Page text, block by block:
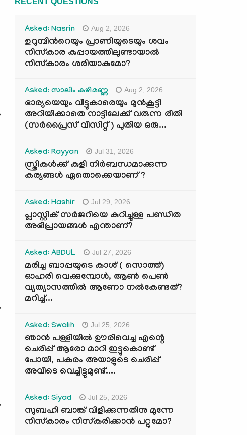
Asked: Nasrin Aug 2, 2026
ഉറുമ്പിന്‍റെയും പ്രാണിയുടെയും ശവം
നിസ്കാര കുപ്പായത്തിലുണ്ടായാൽ
നിസ്കാരം ശരിയാകുമോ?
Asked: സാലിം കുഴിമണ്ണ Aug 2, 2026
ഭാര്യയെയും വീട്ടുകാരെയും മുൻകൂട്ടി
അറിയിക്കാതെ നാട്ടിലേക്ക് വരുന്ന രീതി
(സർപ്രൈസ് വിസിറ്റ് ) പുതിയ ഒരു...
Asked: Rayyan Jul 31, 2026
സ്ത്രികൾക്ക് കുളി നിർബന്ധമാക്കുന്ന
കര്യങ്ങൾ ഏതൊക്കെയാണ് ?
Asked: Hashir Jul 29, 2026
പ്ലാസ്റ്റിക് സർജറിയെ കുറിച്ചുള്ള പണ്ഡിത
അഭിപ്രായങ്ങൾ എന്താണ്?
Asked: ABDUL Jul 27, 2026
മരിച്ച ബാപ്പയുടെ കാശ് ( സൊത്ത്)
ഓഹരി വെക്കുമ്പോൾ, ആണ്‍ പെണ്‍
വ്യത്യാസത്തില്‍ ആണോ നല്‍കേണ്ടത്?
മറിച്ച്...
Asked: Swalih Jul 25, 2026
ഞാൻ പള്ളിയിൽ ഊരിവെച്ച എന്റെ
ചെരിപ്പ് ആരോ മാറി ഇട്ടുകൊണ്ട്
പോയി, പകരം അയാളുടെ ചെരിപ്പ്
അവിടെ വെച്ചിട്ടുമുണ്ട്....
Asked: Siyad Jul 25, 2026
സുബഹി ബാങ്ക് വിളിക്കുന്നതിനു മുന്നേ
നിസ്കാരം നിസ്കരിക്കാൻ പറ്റുമോ?